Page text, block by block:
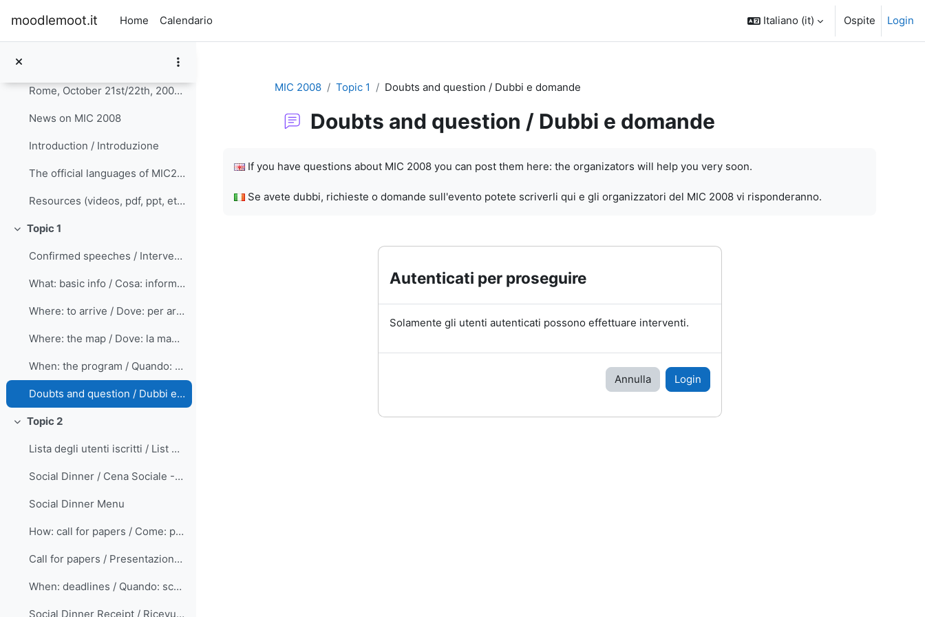
moodlemoot.it Home Calendario Italiano ‎(it)‎ Ospite Login
Rome, October 21st/22th, 2008 Rethinking didactics...
News on MIC 2008
Introduction / Introduzione
The official languages of MIC2008 are English and ...
Resources (videos, pdf, ppt, etc.)
Minimizza
Topic 1
Confirmed speeches / Interventi confermati
What: basic info / Cosa: informazioni generali
Where: to arrive / Dove: per arrivare
Where: the map / Dove: la mappa
When: the program / Quando: il programma
Doubts and question / Dubbi e domande
Minimizza
Topic 2
Lista degli utenti iscritti / List of registered users
Social Dinner / Cena Sociale - October, 21st
Social Dinner Menu
How: call for papers / Come: presentazione proposte
Call for papers / Presentazione proposte
When: deadlines / Quando: scadenze
Social Dinner Receipt / Ricevuta Cena Sociale
MIC 2008 Topic 1 Doubts and question / Dubbi e domande
Doubts and question / Dubbi e domande
If you have questions about MIC 2008 you can post them here: the organizators will help you very soon.
Se avete dubbi, richieste o domande sull'evento potete scriverli qui e gli organizzatori del MIC 2008 vi risponderanno.
Autenticati per proseguire
Solamente gli utenti autenticati possono effettuare interventi.
Annulla Login